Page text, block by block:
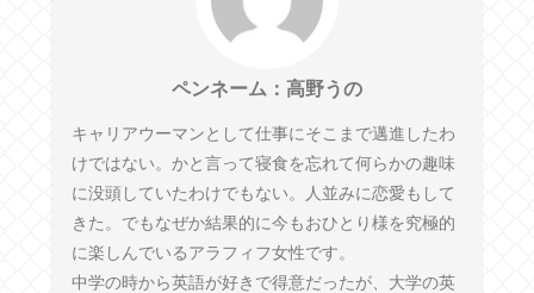
ペンネーム：高野うの
キャリアウーマンとして仕事にそこまで邁進したわ
けではない。かと言って寝食を忘れて何らかの趣味
に没頭していたわけでもない。人並みに恋愛もして
きた。でもなぜか結果的に今もおひとり様を究極的
に楽しんでいるアラフィフ女性です。
中学の時から英語が好きで得意だったが、大学の英